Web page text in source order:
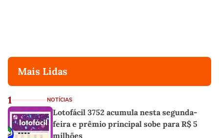
Mais Lidas
1 NOTÍCIAS
Lotofácil 3752 acumula nesta segunda-
feira e prêmio principal sobe para R$ 5
milhões